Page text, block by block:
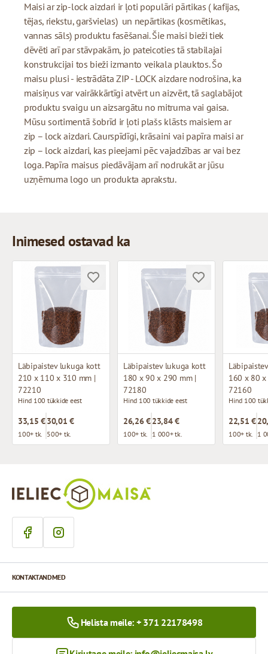
Maisi ar zip-lock aizdari ir ļoti populāri pārtikas ( kafijas,
tējas, riekstu, garšvielas) un nepārtikas (kosmētikas,
vannas sāls) produktu fasēšanai. Šie maisi bieži tiek
dēvēti arī par stāvpakām, jo pateicoties tā stabilajai
konstrukcijai tos bieži izmanto veikala plauktos. Šo
maisu plusi - iestrādāta ZIP - LOCK aizdare nodrošina, ka
maisiņus var vairākkārtīgi atvērt un aizvērt, tā saglabājot
produktu svaigu un aizsargātu no mitruma vai gaisa.
Mūsu sortimentā šobrīd ir ļoti plašs klāsts maisiem ar
zip – lock aizdari. Caurspīdīgi, krāsaini vai papīra maisi ar
zip – lock aizdari, kas pieejami pēc vajadzības ar vai bez
loga. Papīra maisus piedāvājam arī nodrukāt ar jūsu
uzņēmuma logo un produkta aprakstu.
Inimesed ostavad ka
Läbipaistev lukuga kott
210 x 110 x 310 mm |
72210
Hind 100 tükkide eest
33,15 €
100+ tk.
30,01 €
500+ tk.
Läbipaistev lukuga kott
180 x 90 x 290 mm |
72180
Hind 100 tükkide eest
26,26 €
100+ tk.
23,84 €
1 000+ tk.
160 x 80
72160
Hind 100
22,51 €
100+ tk. 1
KONTAKTANDMED
Helista meile: + 371 22178498